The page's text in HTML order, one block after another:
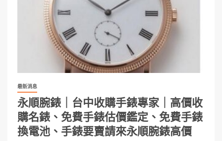
最新消息
永順腕錶｜台中收購手錶專家｜高價收
購名錶、免費手錶估價鑑定、免費手錶
換電池、手錶要賣請來永順腕錶高價